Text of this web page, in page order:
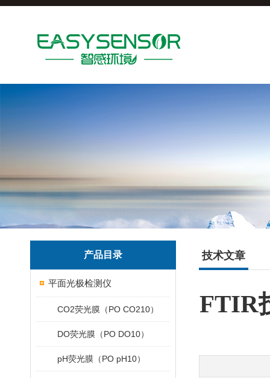
产品目录
平面光极检测仪
CO2荧光膜（PO CO210）
DO荧光膜（PO DO10）
pH荧光膜（PO pH10）
技术文章
FTIR